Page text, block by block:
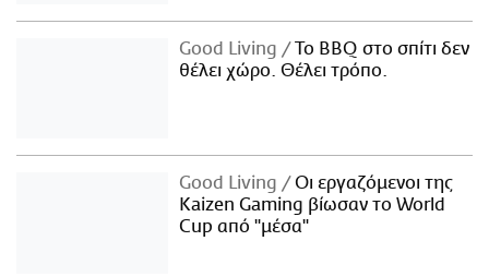
Good Living
Το BBQ στο σπίτι δεν
θέλει χώρο. Θέλει τρόπο.
Good Living
Οι εργαζόμενοι της
Kaizen Gaming βίωσαν το World
Cup από "μέσα"